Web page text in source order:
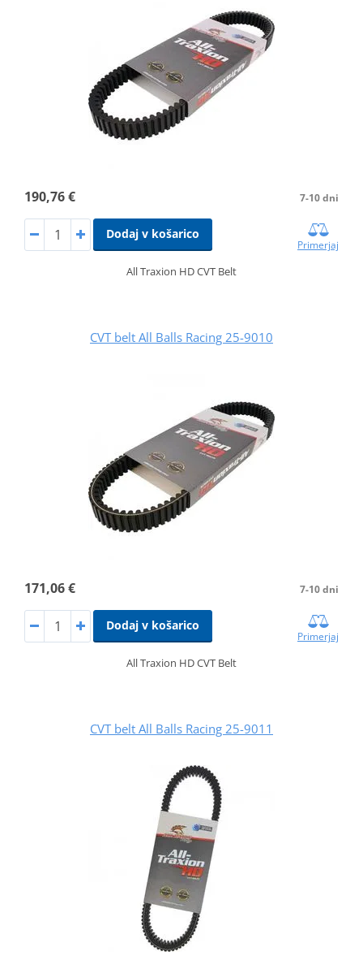
190,76 € 7-10 dni
Dodaj v košarico
Primerjaj
All Traxion HD CVT Belt
CVT belt All Balls Racing 25-9010
171,06 € 7-10 dni
Dodaj v košarico
Primerjaj
All Traxion HD CVT Belt
CVT belt All Balls Racing 25-9011